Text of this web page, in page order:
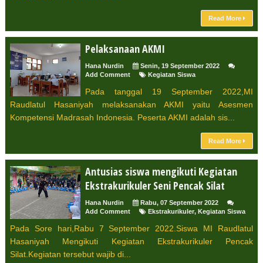
Read More
Pelaksanaan AKMI
Hana Nurdin
Senin, 19 September 2022
Add Comment
Kegiatan Siswa
Pada tanggal 19 September 2022,MI
Raudlatul Hasaniyah melaksanakan AKMI yaitu Asesmen
Kompetensi Madrasah Indonesia. Peserta AKMI adalah sis...
Read More
Antusias siswa mengikuti Kegiatan
Ekstrakurikuler Seni Pencak Silat
Hana Nurdin
Rabu, 07 September 2022
Add Comment
Ekstrakurikuler, Kegiatan Siswa
Pada Sore hari,Rabu 7 September 2022.Siswa MI Raudlatul
Hasaniyah Mengikuti Kegiatan Ekstrakurikuler Pencak
Silat.Kegiatan tersebut wajib di...